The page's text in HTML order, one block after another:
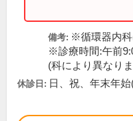
備考: ※循環器内
※診療時間:午前
(科により異なり
休診日: 日、祝、年末年